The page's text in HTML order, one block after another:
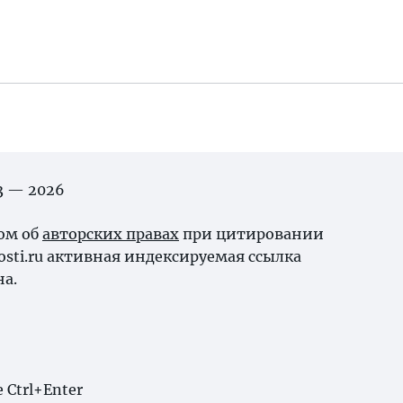
— 2026
об авторских правах при цитировании
активная индексируемая ссылка
Ctrl+Enter